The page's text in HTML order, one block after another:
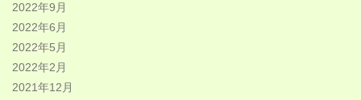
2022年9月
2022年6月
2022年5月
2022年2月
2021年12月